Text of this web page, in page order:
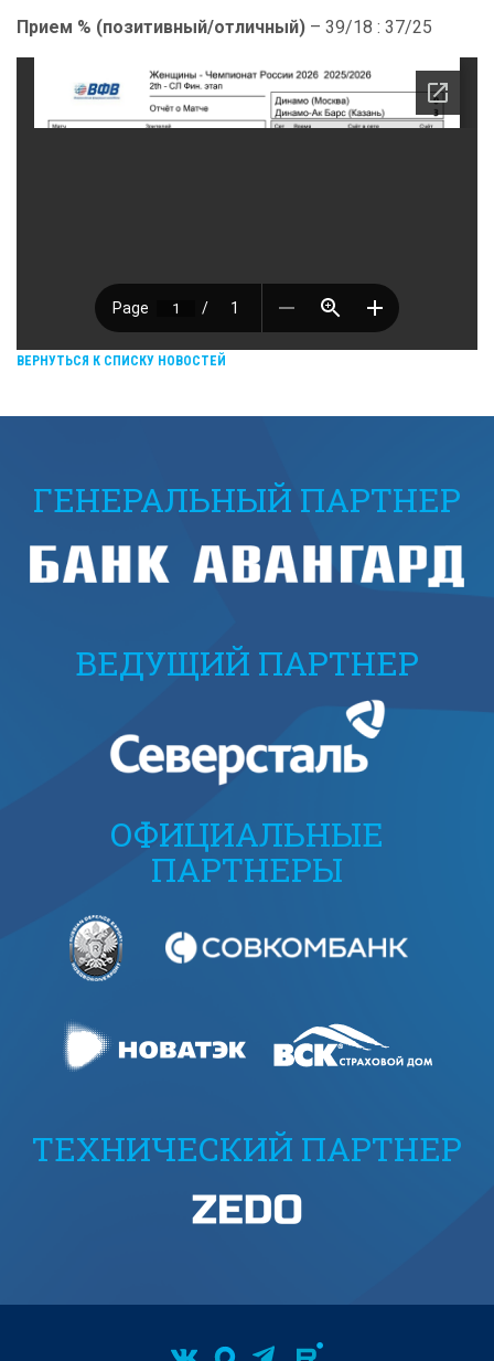
Прием % (позитивный/отличный) – 39/18 : 37/25
ВЕРНУТЬСЯ К СПИСКУ НОВОСТЕЙ
ГЕНЕРАЛЬНЫЙ ПАРТНЕР
ВЕДУЩИЙ ПАРТНЕР
ОФИЦИАЛЬНЫЕ
ПАРТНЕРЫ
ТЕХНИЧЕСКИЙ ПАРТНЕР